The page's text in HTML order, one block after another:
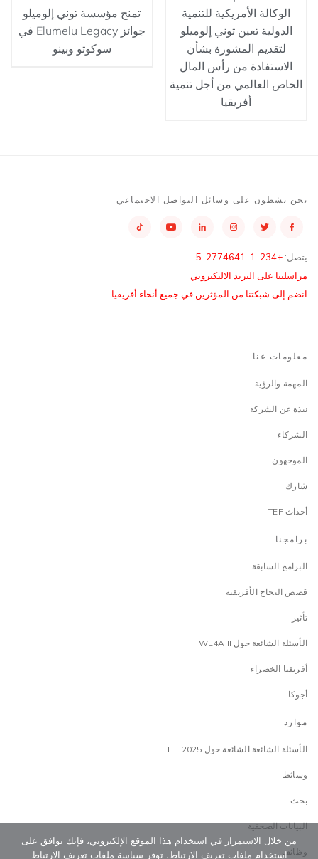
تمنح مؤسسة توني إلوميلو
جوائز Elumelu Legacy في
سوكوتو وبينو
الوكالة الأمريكية للتنمية
الدولية تعين توني إلوميلو
لتقديم المشورة بشأن
الاستفادة من رأس المال
الخاص العالمي من أجل تنمية
أفريقيا
نحن نشطون على وسائل التواصل الاجتماعي
يتصل: +234-1-2774641-5
مراسلتنا على البريد الاليكتروني
انضم إلى شبكتنا من المؤثرين في جميع أنحاء أفريقيا
معلومات عنا
المهمة والرؤية
نبذة عن الشركة
الشركاء
الموجهون
شارك
أحداث TEF
برامجنا
البرامج السابقة
قصص النجاح الأفريقية
تأثير
الأسئلة الشائعة حول WE4A II
أفريقيا الخضراء
أجوكا
موارد
الأسئلة الشائعة الشائعة حول TEF2025
وسائط
بحث
البيانات الصحفية
وظائف
من خلال الاستمرار في استخدام هذا الموقع الإلكتروني، فإنك توافق على
استخدام ملفات تعريف الارتباط. توفر سياسة ملفات تعريف الارتباط